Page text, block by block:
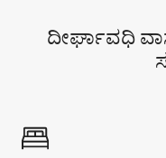
ದೀರ್ಘಾವಧಿ